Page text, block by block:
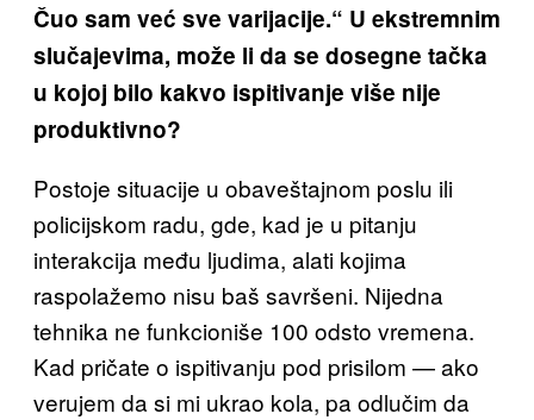
Čuo sam već sve varijacije.“ U ekstremnim
slučajevima, može li da se dosegne tačka
u kojoj bilo kakvo ispitivanje više nije
produktivno?
Postoje situacije u obaveštajnom poslu ili
policijskom radu, gde, kad je u pitanju
interakcija među ljudima, alati kojima
raspolažemo nisu baš savršeni. Nijedna
tehnika ne funkcioniše 100 odsto vremena.
Kad pričate o ispitivanju pod prisilom — ako
verujem da si mi ukrao kola, pa odlučim da